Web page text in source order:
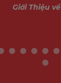
Giới Thiệu